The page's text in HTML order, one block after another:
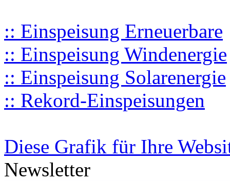
:: Einspeisung Erneuerbare
:: Einspeisung Windenergie
:: Einspeisung Solarenergie
:: Rekord-Einspeisungen
Diese Grafik für Ihre
Newsletter